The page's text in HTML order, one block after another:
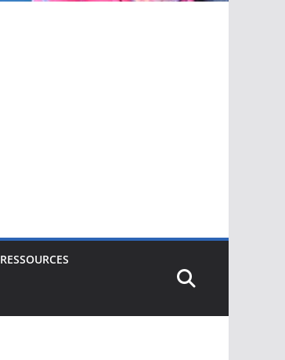
RESSOURCES